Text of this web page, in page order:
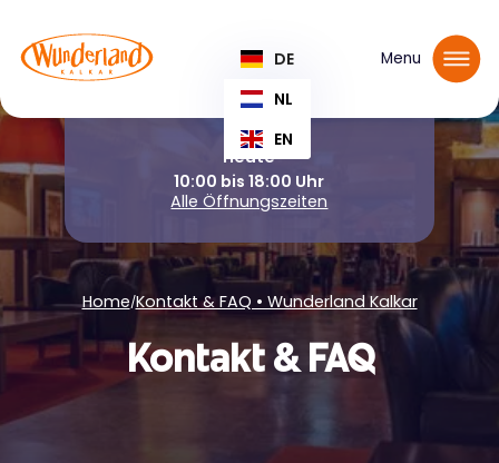
DE
NL
EN
Menu
Heute
10:00 bis 18:00 Uhr
Alle Öffnungszeiten
Tickets reservieren
Home/Kontakt & FAQ • Wunderland Kalkar
Kontakt & FAQ